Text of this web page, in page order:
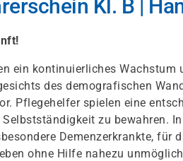
Kl. B |
ein kontinuierliches
des demografischen
Pflegehelfer spielen eine
zu bewahren.
Demenzerkrankte, für
ohne Hilfe nahezu